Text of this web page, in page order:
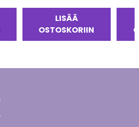
LISÄÄ
OSTOSKORIIN